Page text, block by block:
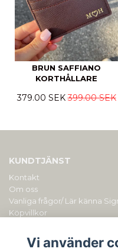
BRUN SAFFIANO
KORTHÅLLARE
379.00 SEK399.00 SEK
KUNDTJÄNST
Kontakt
Om oss
Vanliga frågor/ Lär känna
Köpvillkor
Sign of Sweden drivs av
Vi använder